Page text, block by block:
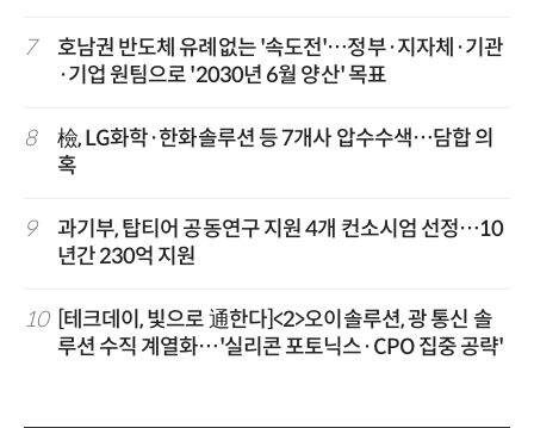
7
호남권 반도체 유례없는 '속도전'…정부·지자체·기관
·기업 원팀으로 '2030년 6월 양산' 목표
8
檢, LG화학·한화솔루션 등 7개사 압수수색…담합 의
혹
9
과기부, 탑티어 공동연구 지원 4개 컨소시엄 선정…10
년간 230억 지원
10
[테크데이, 빛으로 通한다]<2>오이솔루션, 광 통신 솔
루션 수직 계열화…'실리콘 포토닉스·CPO 집중 공략'